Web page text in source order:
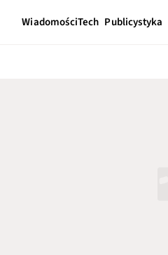
WiadomościTech Publicystyka